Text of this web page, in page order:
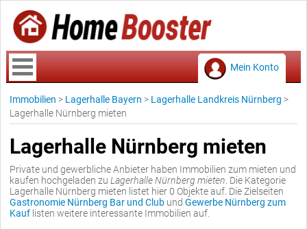
Mein Konto
Immobilien > Lagerhalle Bayern > Lagerhalle Landkreis Nürnberg >
Lagerhalle Nürnberg mieten
Lagerhalle Nürnberg mieten
Private und gewerbliche Anbieter haben Immobilien zum mieten und
kaufen hochgeladen zu Lagerhalle Nürnberg mieten . Die Kategorie
Lagerhalle Nürnberg mieten listet hier 0 Objekte auf. Die Zielseiten
Gastronomie Nürnberg Bar und Club und Gewerbe Nürnberg zum
Kauf listen weitere interessante Immobilien auf.